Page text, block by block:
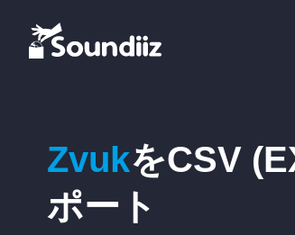
ZvukをCSV
ポート